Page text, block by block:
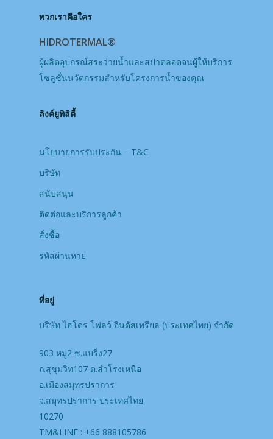
พวกเราคือใคร
HIDROTERMAL®
ผู้ผลิตอุปกรณ์สระว่ายน้ำและสปาตลอดจนผู้ให้บริการ
โซลูชั่นนวัตกรรมสำหรับโครงการน้ำของคุณ
ลิงค์ยูทิลิตี้
นโยบายการรับประกัน – T&C
บริษัท
สนับสนุน
ติดต่อและบริการลูกค้า
สั่งซื้อ
รหัสผ่านหาย
ที่อยู่
บริษัท ไฮโดร โฟลว์ อินดัสเทรียล (ประเทศไทย) จํากัด
903 หมู่2 ซ.แบริ่ง27
ถ.สุขุมวิท107 ต.สำโรงเหนือ
อ.เมืองสมุทรปราการ
จ.สมุทรปราการ ประเทศไทย
10270
TM&LINE : +66 888105786